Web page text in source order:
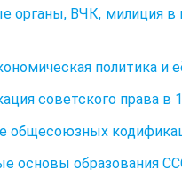
органы, ВЧК, милиция в
политика и
советского права в
общесоюзных
основы образования